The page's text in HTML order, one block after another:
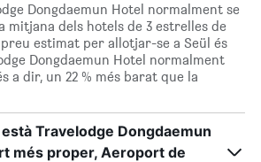
Dongdaemun Hotel normalment se
mitjana dels hotels de 3 estrelles de
estimat per allotjar-se a Seül és
Dongdaemun Hotel normalment
a dir, un 22 % més barat que la
Travelodge Dongdaemun
més proper, Aeroport de